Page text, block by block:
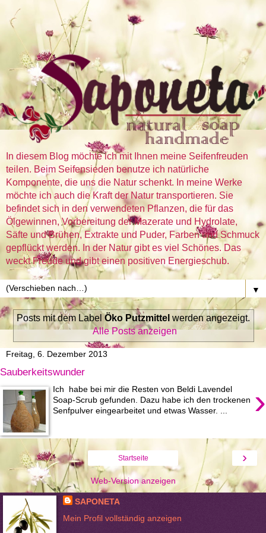
In diesem Blog möchte ich mit Ihnen meine Seifenfreuden
teilen. Beim Seifensieden benutze ich natürliche
Komponente, die uns die Natur schenkt. In meine Werke
möchte ich auch die Kraft der Natur transportieren. Sie
befindet sich in den verwendeten Pflanzen, die für das
Ölgewinnen, Vorbereitung der Mazerate und Hydrolate,
Säfte und Brühen, Extrakte und Puder, Farben und Schmuck
gepflückt werden. In der Natur gibt es viel Schönes. Das
weckt Freude und gibt einen positiven Energieschub.
▼
Posts mit dem Label Öko Putzmittel werden angezeigt.
Alle Posts anzeigen
Freitag, 6. Dezember 2013
Sauberkeitswunder
›
Ich habe bei mir die Resten von Beldi Lavendel
Soap-Scrub gefunden. Dazu habe ich den trockenen
Senfpulver eingearbeitet und etwas Wasser. ...
›
Startseite
Web-Version anzeigen
SAPONETA
Mein Profil vollständig anzeigen